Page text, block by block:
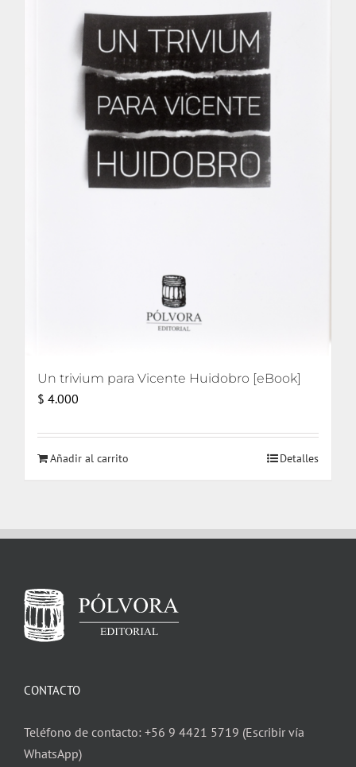
Un trivium para Vicente Huidobro [eBook]
$ 4.000
Añadir al carrito Detalles
CONTACTO
Teléfono de contacto: +56 9 4421 5719 (Escribir vía
WhatsApp)